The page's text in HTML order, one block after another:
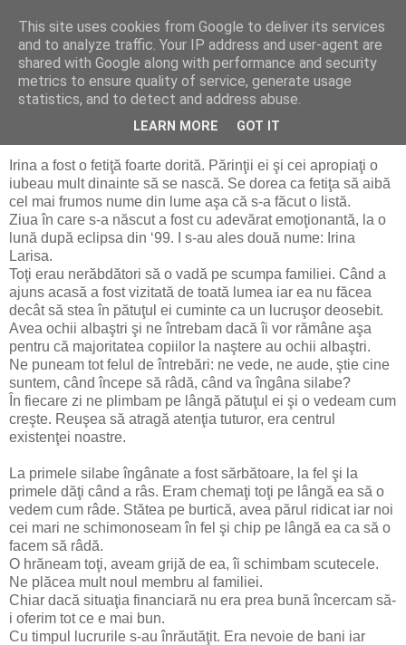
De prin Gari
luni, 16 martie 2015
Irina, un copil lăsat la un an
Irina a fost o fetiţă foarte dorită. Părinţii ei şi cei apropiaţi o
iubeau mult dinainte să se nască. Se dorea ca fetiţa să aibă
cel mai frumos nume din lume aşa că s-a făcut o listă.
Ziua în care s-a născut a fost cu adevărat emoţionantă, la o
lună după eclipsa din ‘99. I s-au ales două nume: Irina
Larisa.
Toţi erau nerăbdători să o vadă pe scumpa familiei. Când a
ajuns acasă a fost vizitată de toată lumea iar ea nu făcea
decât să stea în pătuţul ei cuminte ca un lucruşor deosebit.
Avea ochii albaştri şi ne întrebam dacă îi vor rămâne aşa
pentru că majoritatea copiilor la naştere au ochii albaştri.
Ne puneam tot felul de întrebări: ne vede, ne aude, ştie cine
suntem, când începe să râdă, când va îngâna silabe?
În fiecare zi ne plimbam pe lângă pătuţul ei şi o vedeam cum
creşte. Reuşea să atragă atenţia tuturor, era centrul
existenţei noastre.
La primele silabe îngânate a fost sărbătoare, la fel şi la
primele dăţi când a râs. Eram chemaţi toţi pe lângă ea să o
vedem cum râde. Stătea pe burtică, avea părul ridicat iar noi
cei mari ne schimonoseam în fel şi chip pe lângă ea ca să o
facem să râdă.
O hrăneam toţi, aveam grijă de ea, îi schimbam scutecele.
Ne plăcea mult noul membru al familiei.
Chiar dacă situaţia financiară nu era prea bună încercam să-
i oferim tot ce e mai bun.
Cu timpul lucrurile s-au înrăutăţit. Era nevoie de bani iar
This site uses cookies from Google to deliver its services
and to analyze traffic. Your IP address and user-agent are
shared with Google along with performance and security
metrics to ensure quality of service, generate usage
statistics, and to detect and address abuse.
LEARN MORE GOT IT